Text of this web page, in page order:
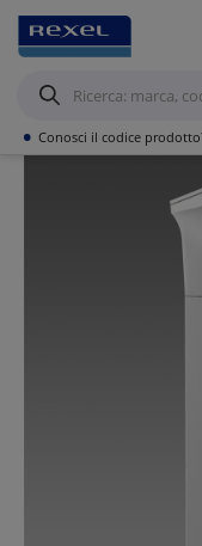
• Conosci il codice
Prodotti /Illuminazione
/